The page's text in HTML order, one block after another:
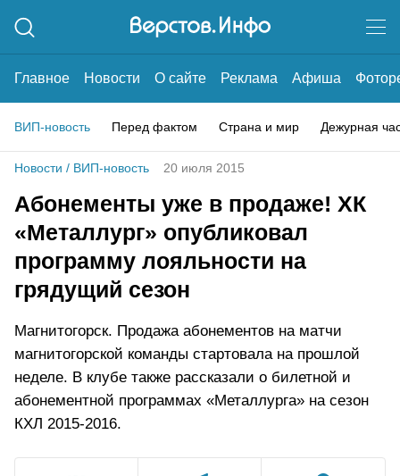
Главное Новости О сайте Реклама Афиша
ВИП-новость Перед фактом Страна и мир Дежурная
Новости / ВИП-новость 20 июля 2015
Абонементы уже в продаже! ХК
«Металлург» опубликовал
программу лояльности на
грядущий сезон
Магнитогорск. Продажа абонементов на матчи
магнитогорской команды стартовала на прошлой
неделе. В клубе также рассказали о билетной и
абонементной программах «Металлурга» на сезон
КХЛ 2015-2016.